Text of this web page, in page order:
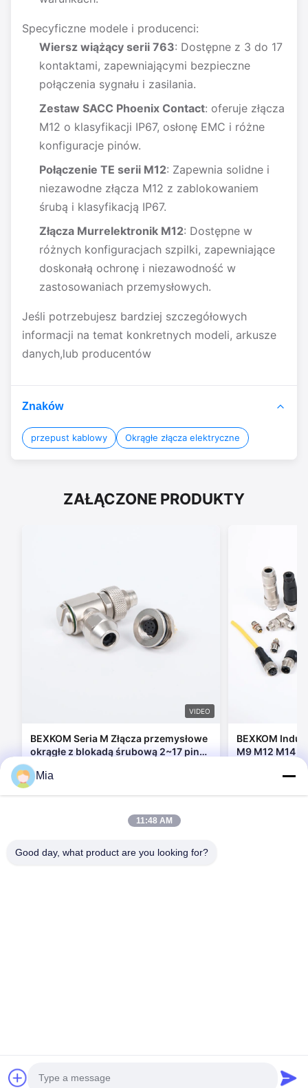
Specyficzne modele i producenci:
Wiersz wiążący serii 763: Dostępne z 3 do 17
kontaktami, zapewniającymi bezpieczne
połączenia sygnału i zasilania.
Zestaw SACC Phoenix Contact: oferuje złącza
M12 o klasyfikacji IP67, osłonę EMC i różne
konfiguracje pinów.
Połączenie TE serii M12: Zapewnia solidne i
niezawodne złącza M12 z zablokowaniem
śrubą i klasyfikacją IP67.
Złącza Murrelektronik M12: Dostępne w
różnych konfiguracjach szpilki, zapewniające
doskonałą ochronę i niezawodność w
zastosowaniach przemysłowych.
Jeśli potrzebujesz bardziej szczegółowych
informacji na temat konkretnych modeli, arkusze
danych,lub producentów
Znaków
przepust kablowy Okrągłe złącza elektryczne
ZAŁĄCZONE PRODUKTY
VIDEO
BEXKOM Seria M Złącza przemysłowe
okrągłe z blokadą śrubową 2~17 pin
IP67 wodoodporne kompatybilne z
Binder/Amphenol/Phoenix
BEXKOM
M9 M12 M14
elektryczny z
osłoną EMC i
Mia
11:48 AM
Good day, what product are you looking for?